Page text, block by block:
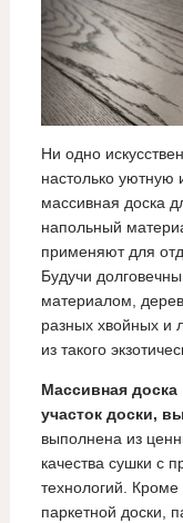
Ни одно
настолько уютную
массивная доска
напольный
применяют для
Будучи
материалом,
разных хвойных и
из такого
Массивная
участок доски,
выполнена из
качества сушки с
технологий.
паркетной доски,